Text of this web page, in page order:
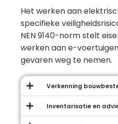
Het werken aan
specifieke
NEN 9140-norm stelt
werken aan e-
gevaren weg te nemen.
Verkenning
Inventarisatie en